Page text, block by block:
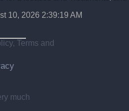
10, 2026 2:39:20 AM
Terms and
much